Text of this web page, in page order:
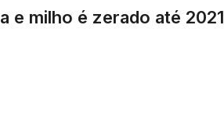
e milho é zerado até 2021